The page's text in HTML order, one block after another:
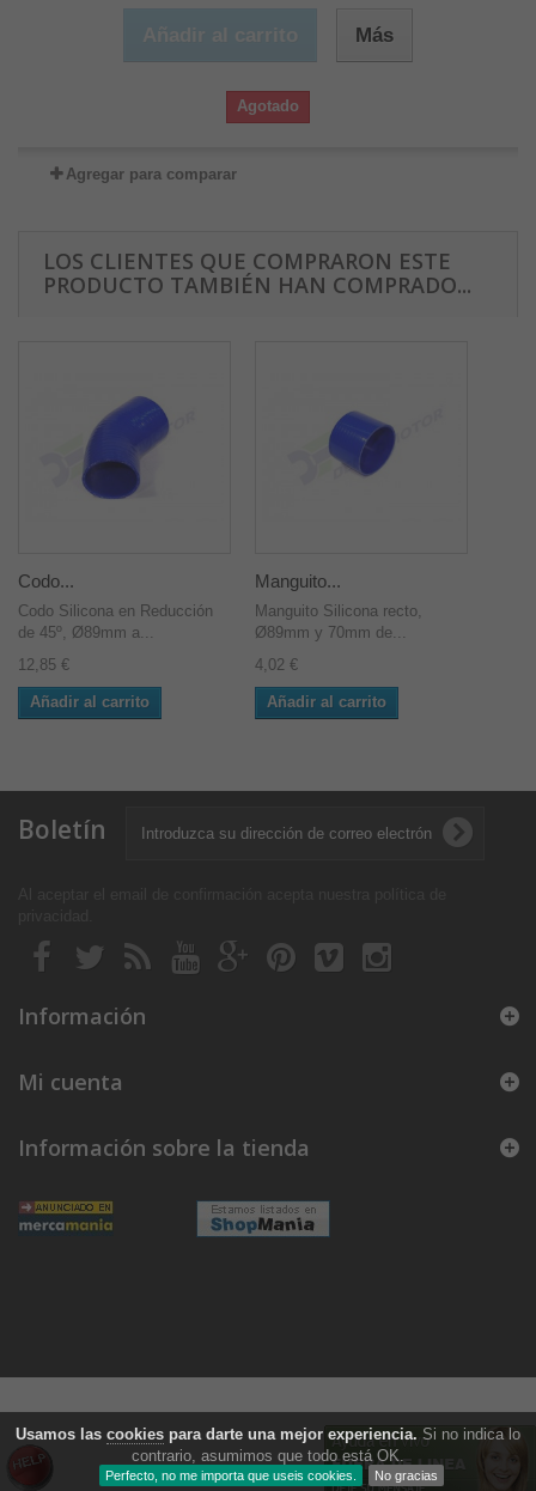
Usamos las cookies para darte una mejor experiencia. Si no indica lo
contrario, asumimos que todo está OK.
Perfecto, no me importa que useis cookies. No gracias
Más
Agotado
Agregar para comparar
LOS CLIENTES QUE COMPRARON ESTE
PRODUCTO TAMBIÉN HAN COMPRADO...
Codo...
Codo Silicona en Reducción
de 45º, Ø89mm a...
12,85 €
Añadir al carrito
Manguito...
Manguito Silicona recto,
Ø89mm y 70mm de...
4,02 €
Añadir al carrito
Boletín
Información
Mi cuenta
Información sobre la tienda